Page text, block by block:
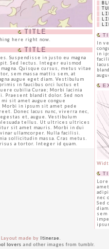
TITLE
here right now.
TITLE
Suspendisse in justo eu magna
Sed lectus. Integer euismod
Quisque cursus, metus vitae
sem massa mattis sem, at
augue eget diam. Vestibulum
in faucibus orci luctus et
cubilia Curae; Morbi lacinia
Praesent blandit dolor. Sed non
mi sit amet augue congue
Morbi in ipsum sit amet pede
Donec lacus nunc, viverra nec,
et, augue. Vestibulum
tellus. Ut ultrices ultrices
sit amet mauris. Morbi in dui
ullamcorper. Nulla facilisi.
sollicitudin massa. Cras metus.
a tortor. Integer id quam.
In
in
nec
Sed
sem
Layout made by Itinerae.
lovers and other images from tumblr.